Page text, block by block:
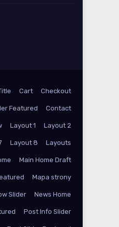
Cart Checkout
Featured Contact
Layout 1 Layout 2
Layout 8 Layouts
Main Home Draft
Mapa strony
Slider News Home
Post Info Slider